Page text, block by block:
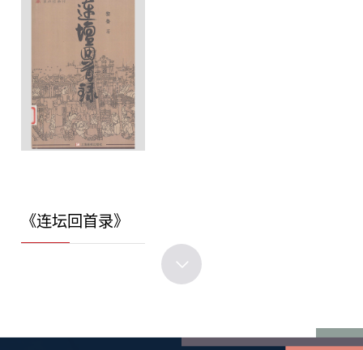
《连坛回首录》